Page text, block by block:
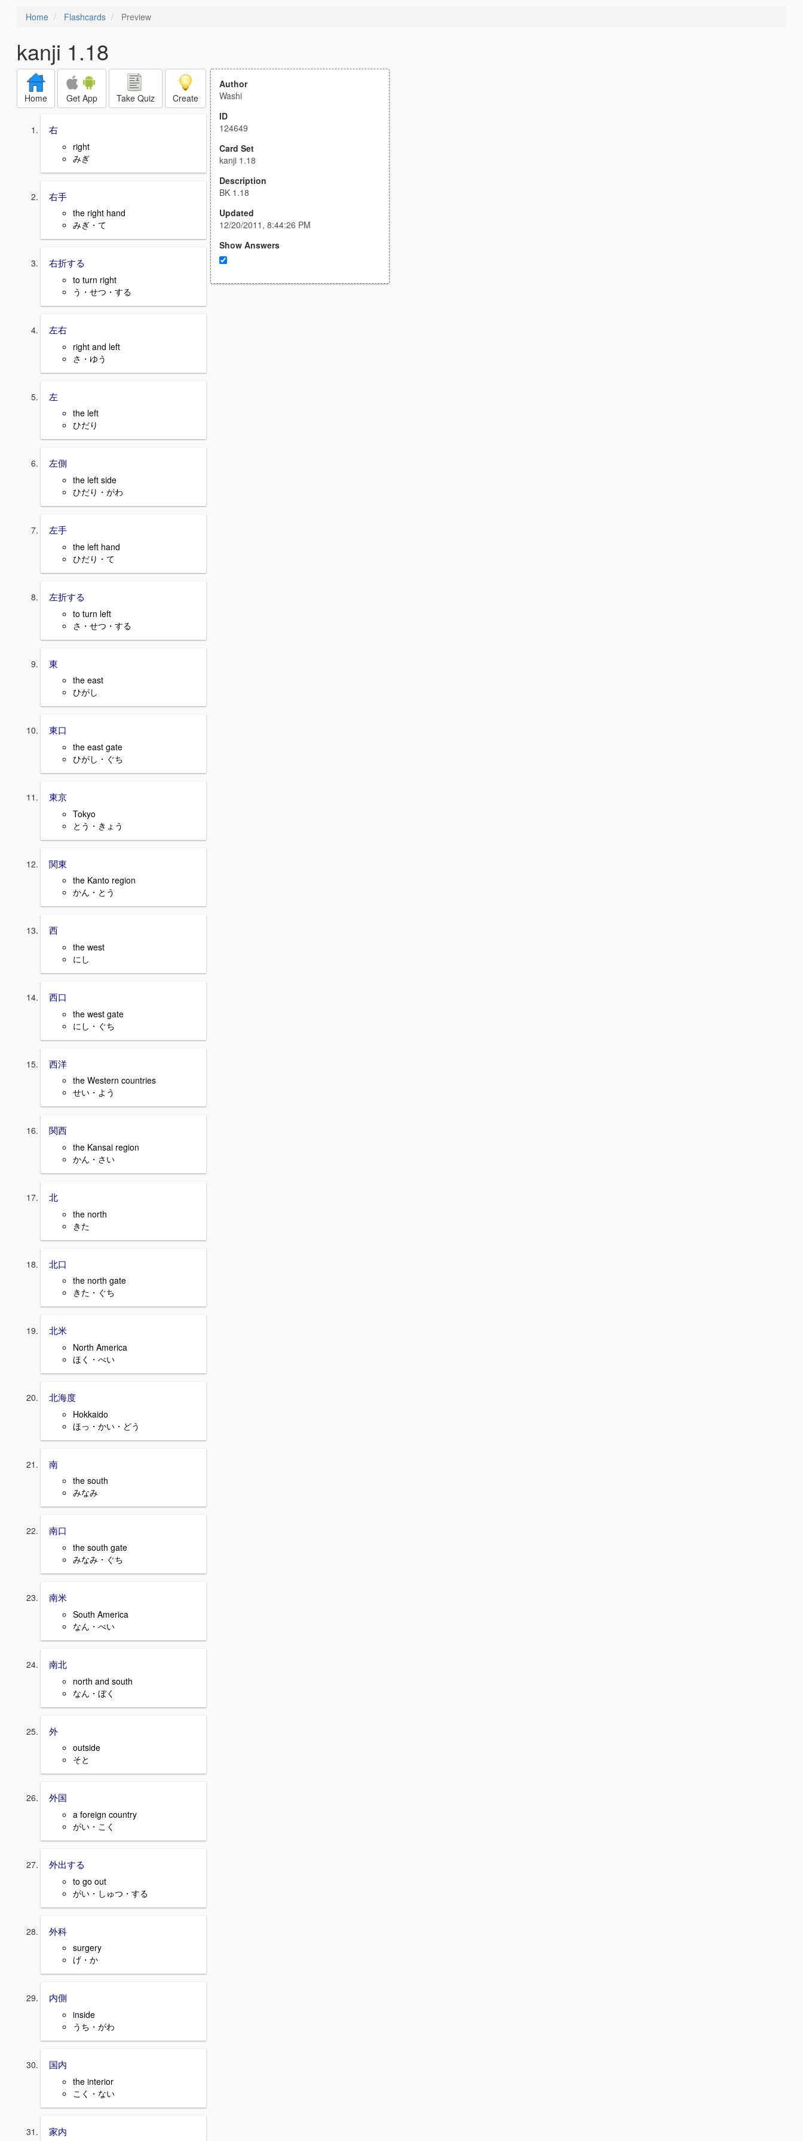
Home Flashcards Preview
kanji 1.18
Home Get App Take Quiz Create
右
right
みぎ
右手
the right hand
みぎ・て
右折する
to turn right
う・せつ・する
左右
right and left
さ・ゆう
左
the left
ひだり
左側
the left side
ひだり・がわ
左手
the left hand
ひだり・て
左折する
to turn left
さ・せつ・する
東
the east
ひがし
東口
the east gate
ひがし・ぐち
東京
Tokyo
とう・きょう
関東
the Kanto region
かん・とう
西
the west
にし
西口
the west gate
にし・ぐち
西洋
the Western countries
せい・よう
関西
the Kansai region
かん・さい
北
the north
きた
北口
the north gate
きた・ぐち
北米
North America
ほく・べい
北海度
Hokkaido
ほっ・かい・どう
南
the south
みなみ
南口
the south gate
みなみ・ぐち
南米
South America
なん・べい
南北
north and south
なん・ぼく
外
outside
そと
外国
a foreign country
がい・こく
外出する
to go out
がい・しゅつ・する
外科
surgery
げ・か
内側
inside
うち・がわ
国内
the interior
こく・ない
家内
Author
Washi
ID
124649
Card Set
kanji 1.18
Description
BK 1.18
Updated
12/20/2011, 8:44:26 PM
Show Answers